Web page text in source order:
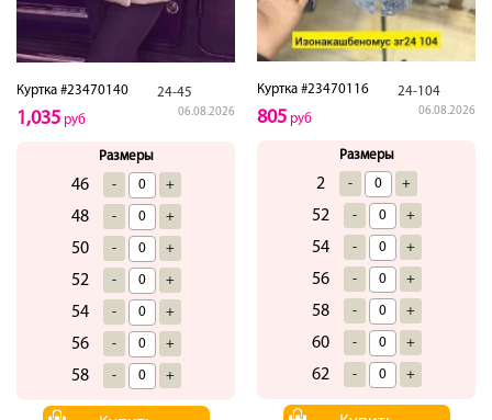
Куртка #23470140 24-45
06.08.2026
1,035 руб
Размеры
46 - +
48 - +
50 - +
52 - +
54 - +
56 - +
58 - +
Куртка #23470116 24-104
06.08.2026
805 руб
Размеры
2 - +
52 - +
54 - +
56 - +
58 - +
60 - +
62 - +